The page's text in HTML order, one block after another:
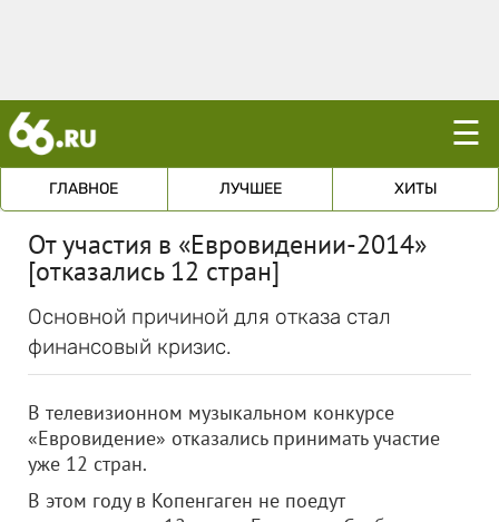
☰
ГЛАВНОЕ ЛУЧШЕЕ ХИТЫ
От участия в «Евровидении-2014»
[отказались 12 стран]
Основной причиной для отказа стал
финансовый кризис.
В телевизионном музыкальном конкурсе
«Евровидение» отказались принимать участие
уже 12 стран.
В этом году в Копенгаген не поедут